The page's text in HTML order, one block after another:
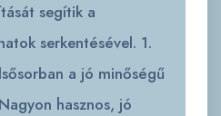
segítik a
serkentésével. 1.
a jó minőségű
hasznos, jó